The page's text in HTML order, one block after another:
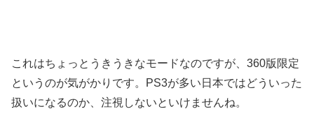
これはちょっとうきうきなモードなのですが、360版限定
というのが気がかりです。PS3が多い日本ではどういった
扱いになるのか、注視しないといけませんね。